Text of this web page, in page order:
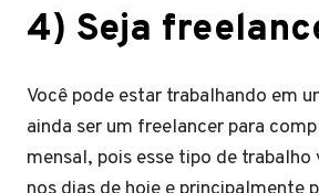
4) Seja
Você pode estar trabalhando em
ainda ser um freelancer para
mensal, pois esse tipo de trabalho